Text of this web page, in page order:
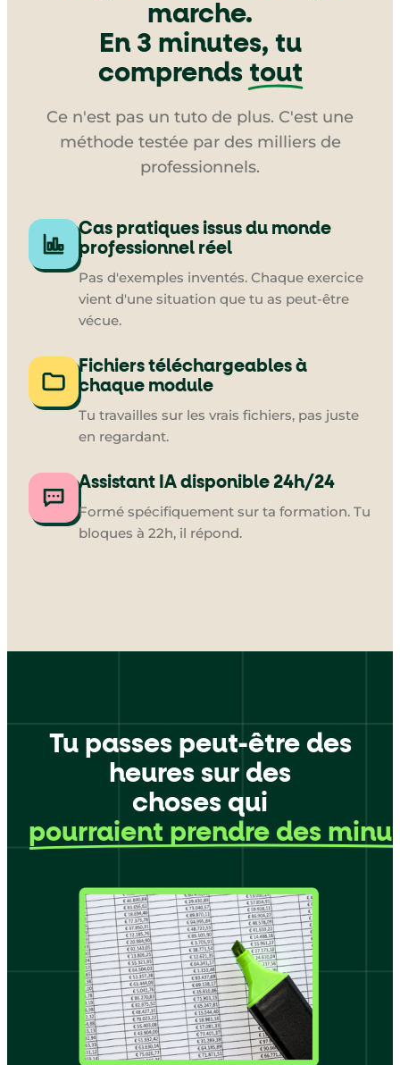
marche.
En 3 minutes, tu
comprends tout
Ce n'est pas un tuto de plus. C'est une
méthode testée par des milliers de
professionnels.
Cas pratiques issus du monde
professionnel réel
Pas d'exemples inventés. Chaque exercice
vient d'une situation que tu as peut-être
vécue.
Fichiers téléchargeables à
chaque module
Tu travailles sur les vrais fichiers, pas juste
en regardant.
Assistant IA disponible 24h/24
Formé spécifiquement sur ta formation. Tu
bloques à 22h, il répond.
Tu passes peut-être des
heures sur des
choses qui
pourraient prendre des